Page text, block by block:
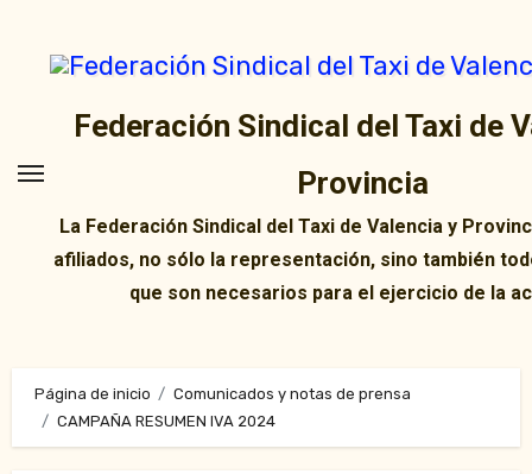
contenido
Federación Sindical del Taxi de
Provincia
La Federación Sindical del Taxi de Valencia y
afiliados, no sólo la representación, sino también
que son necesarios para el ejercicio de la
Página de inicio
Comunicados y notas de prensa
CAMPAÑA RESUMEN IVA 2024